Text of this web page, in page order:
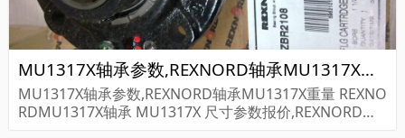
MU1317X轴承参数,REXNORD轴承MU1317X重量
MU1317X轴承参数,REXNORD轴承MU1317X重量 REXNO
RDMU1317X轴承 MU1317X 尺寸参数报价,REXNORD轴